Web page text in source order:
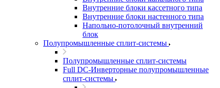
Внутренние блоки кассетного типа
Внутренние блоки настенного типа
Напольно-потолочный внутренний
блок
Полупромышленные сплит-системы
Полупромышленные сплит-системы
Full DC-Инверторные полупромышленные
сплит-системы